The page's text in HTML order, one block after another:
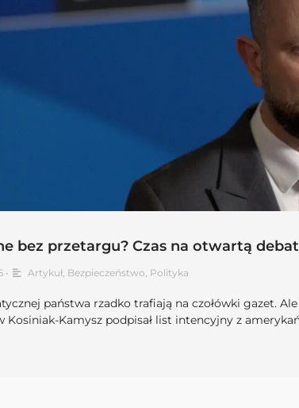
bez przetargu? Czas na otwartą
• Artykuł Bezpieczeństwo Polityka
państwa rzadko trafiają na czołówki gazet.
Kosiniak-Kamysz podpisał list intencyjny z